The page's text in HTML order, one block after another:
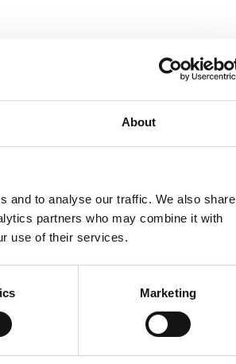
About
and to analyse our traffic. We also share
partners who may combine it with
use of their services.
Marketing
Dela med dig
c
b
o